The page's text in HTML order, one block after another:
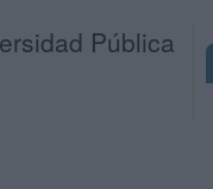
Pública